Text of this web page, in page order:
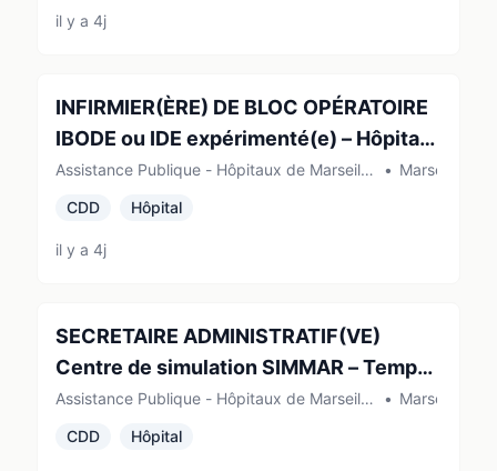
il y a 4j
INFIRMIER(ÈRE) DE BLOC OPÉRATOIRE
IBODE ou IDE expérimenté(e) – Hôpital
de la Conception
Assistance Publique - Hôpitaux de Marseille
• Marseille
CDD
Hôpital
il y a 4j
SECRETAIRE ADMINISTRATIF(VE)
Centre de simulation SIMMAR – Temps
partiel 50%
Assistance Publique - Hôpitaux de Marseille
• Marseille
CDD
Hôpital